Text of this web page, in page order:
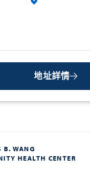
地址詳情
B. WANG
HEALTH CENTER